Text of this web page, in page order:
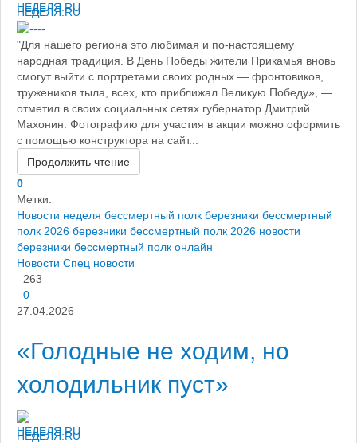
НЕДЕЛЯ.RU
"Для нашего региона это любимая и по-настоящему
народная традиция. В День Победы жители Прикамья вновь
смогут выйти с портретами своих родных — фронтовиков,
тружеников тыла, всех, кто приближал Великую Победу», —
отметил в своих социальных сетях губернатор Дмитрий
Махонин. Фотографию для участия в акции можно оформить
с помощью конструктора на сайт...
Продолжить чтение
0
Метки:
Новости неделя бессмертный полк березники бессмертный
полк 2026 березники бессмертный полк 2026 новости
березники бессмертный полк онлайн
Новости Спец новости
263
0
27.04.2026
«Голодные не ходим, но
холодильник пуст»
НЕДЕЛЯ.RU